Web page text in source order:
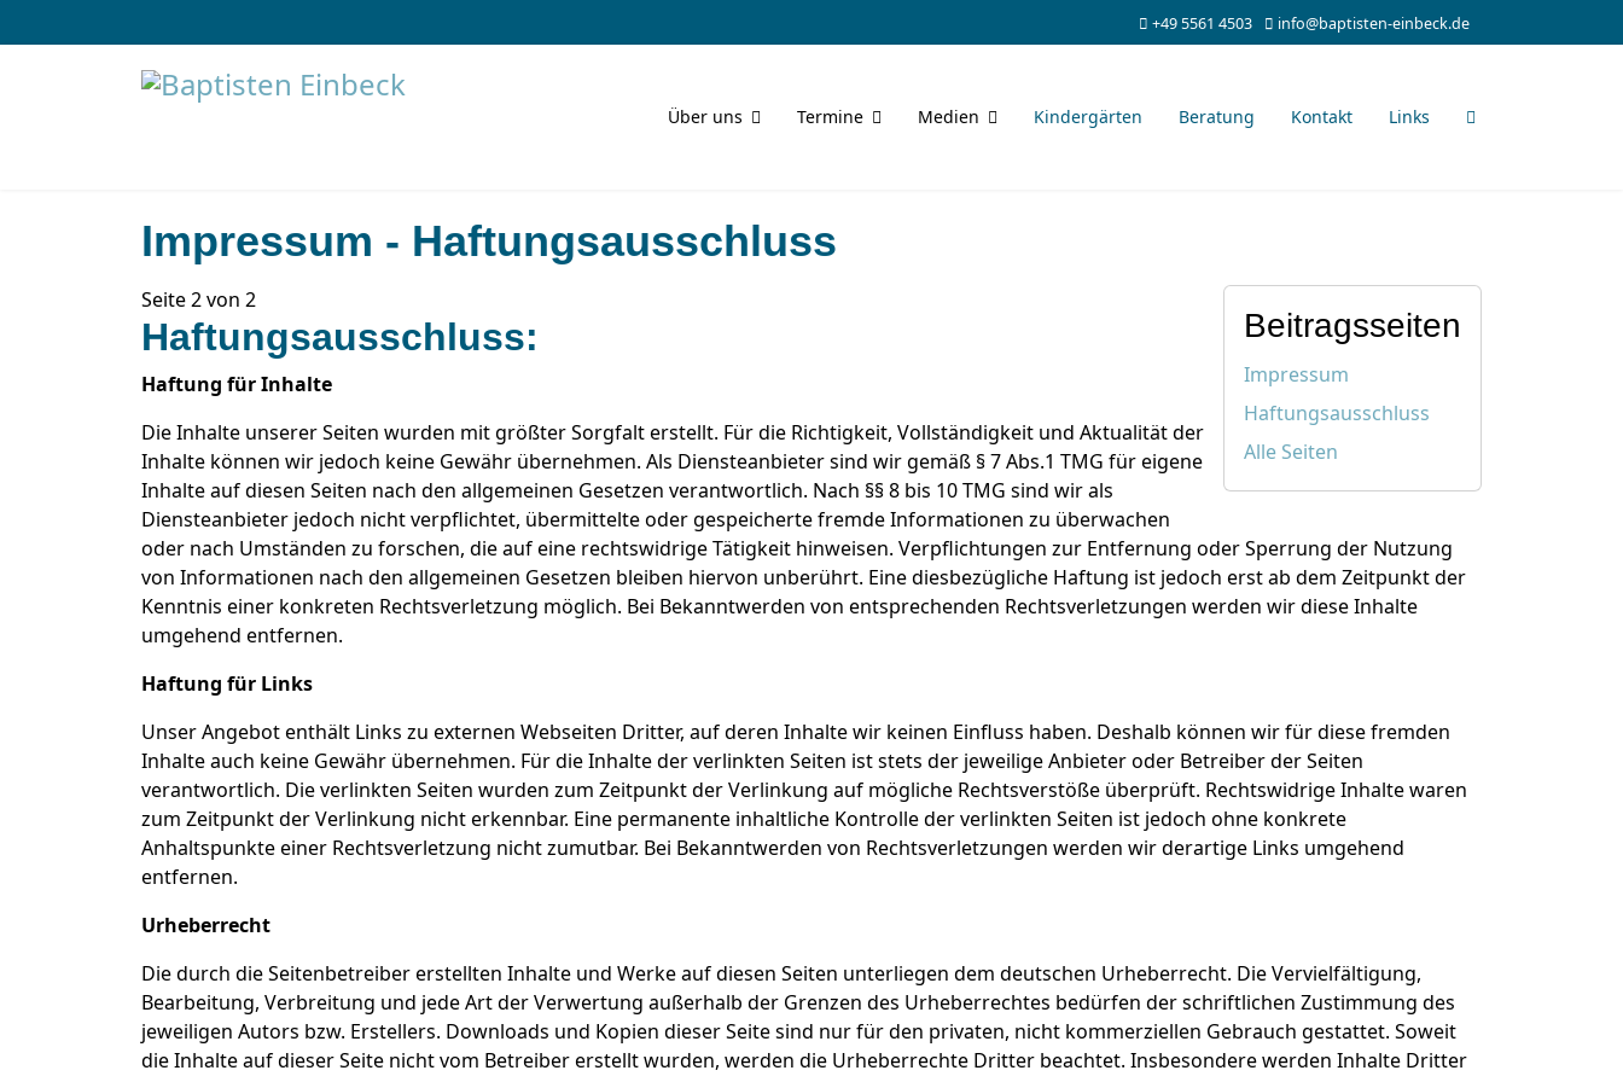
+49 5561 4503 info@baptisten-einbeck.de
Über uns Termine Medien Kindergärten Beratung Kontakt Links
Impressum - Haftungsausschluss
Beitragsseiten
Impressum
Haftungsausschluss
Alle Seiten
Seite 2 von 2
Haftungsausschluss:
Haftung für Inhalte
Die Inhalte unserer Seiten wurden mit größter Sorgfalt erstellt. Für die Richtigkeit, Vollständigkeit und Aktualität der
Inhalte können wir jedoch keine Gewähr übernehmen. Als Diensteanbieter sind wir gemäß § 7 Abs.1 TMG für eigene
Inhalte auf diesen Seiten nach den allgemeinen Gesetzen verantwortlich. Nach §§ 8 bis 10 TMG sind wir als
Diensteanbieter jedoch nicht verpflichtet, übermittelte oder gespeicherte fremde Informationen zu überwachen
oder nach Umständen zu forschen, die auf eine rechtswidrige Tätigkeit hinweisen. Verpflichtungen zur Entfernung oder Sperrung der Nutzung
von Informationen nach den allgemeinen Gesetzen bleiben hiervon unberührt. Eine diesbezügliche Haftung ist jedoch erst ab dem Zeitpunkt der
Kenntnis einer konkreten Rechtsverletzung möglich. Bei Bekanntwerden von entsprechenden Rechtsverletzungen werden wir diese Inhalte
umgehend entfernen.
Haftung für Links
Unser Angebot enthält Links zu externen Webseiten Dritter, auf deren Inhalte wir keinen Einfluss haben. Deshalb können wir für diese fremden
Inhalte auch keine Gewähr übernehmen. Für die Inhalte der verlinkten Seiten ist stets der jeweilige Anbieter oder Betreiber der Seiten
verantwortlich. Die verlinkten Seiten wurden zum Zeitpunkt der Verlinkung auf mögliche Rechtsverstöße überprüft. Rechtswidrige Inhalte waren
zum Zeitpunkt der Verlinkung nicht erkennbar. Eine permanente inhaltliche Kontrolle der verlinkten Seiten ist jedoch ohne konkrete
Anhaltspunkte einer Rechtsverletzung nicht zumutbar. Bei Bekanntwerden von Rechtsverletzungen werden wir derartige Links umgehend
entfernen.
Urheberrecht
Die durch die Seitenbetreiber erstellten Inhalte und Werke auf diesen Seiten unterliegen dem deutschen Urheberrecht. Die Vervielfältigung,
Bearbeitung, Verbreitung und jede Art der Verwertung außerhalb der Grenzen des Urheberrechtes bedürfen der schriftlichen Zustimmung des
jeweiligen Autors bzw. Erstellers. Downloads und Kopien dieser Seite sind nur für den privaten, nicht kommerziellen Gebrauch gestattet. Soweit
die Inhalte auf dieser Seite nicht vom Betreiber erstellt wurden, werden die Urheberrechte Dritter beachtet. Insbesondere werden Inhalte Dritter